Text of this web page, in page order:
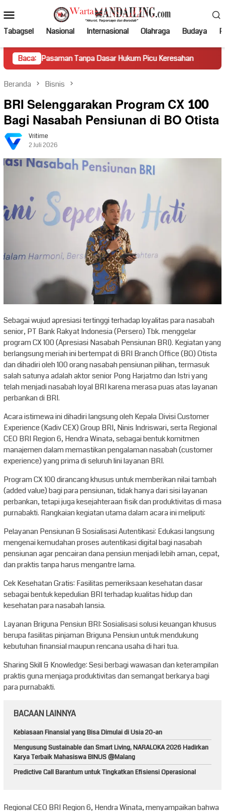
ke
kontenMobile
Tabagsel Nasional Internasional Olahraga Budaya
Baca:Tanpa Dasar Hukum Picu Keresahan Truk Miring
Beranda Bisnis
BRI Selenggarakan Program CX 100
Bagi Nasabah Pensiunan di BO Otista
Vritime
2 Juli 2026
Sebagai wujud apresiasi tertinggi terhadap loyalitas para nasabah
senior, PT Bank Rakyat Indonesia (Persero) Tbk. menggelar
program CX 100 (Apresiasi Nasabah Pensiunan BRI). Kegiatan yang
berlangsung meriah ini bertempat di BRI Branch Office (BO) Otista
dan dihadiri oleh 100 orang nasabah pensiunan pilihan, termasuk
salah satunya adalah aktor senior Pong Harjatmo dan Istri yang
telah menjadi nasabah loyal BRI karena merasa puas atas layanan
perbankan di BRI.
Acara istimewa ini dihadiri langsung oleh Kepala Divisi Customer
Experience (Kadiv CEX) Group BRI, Ninis Indriswari, serta Regional
CEO BRI Region 6, Hendra Winata, sebagai bentuk komitmen
manajemen dalam memastikan pengalaman nasabah (customer
experience) yang prima di seluruh lini layanan BRI.
Program CX 100 dirancang khusus untuk memberikan nilai tambah
(added value) bagi para pensiunan, tidak hanya dari sisi layanan
perbankan, tetapi juga kesejahteraan fisik dan produktivitas di masa
purnabakti. Rangkaian kegiatan utama dalam acara ini meliputi:
Pelayanan Pensiunan & Sosialisasi Autentikasi: Edukasi langsung
mengenai kemudahan proses autentikasi digital bagi nasabah
pensiunan agar pencairan dana pensiun menjadi lebih aman, cepat,
dan praktis tanpa harus mengantre lama.
Cek Kesehatan Gratis: Fasilitas pemeriksaan kesehatan dasar
sebagai bentuk kepedulian BRI terhadap kualitas hidup dan
kesehatan para nasabah lansia.
Layanan Briguna Pensiun BRI: Sosialisasi solusi keuangan khusus
berupa fasilitas pinjaman Briguna Pensiun untuk mendukung
kebutuhan finansial maupun rencana usaha di hari tua.
Sharing Skill & Knowledge: Sesi berbagi wawasan dan keterampilan
praktis guna menjaga produktivitas dan semangat berkarya bagi
para purnabakti.
BACAAN LAINNYA
Kebiasaan Finansial yang Bisa Dimulai di Usia 20-an
Mengusung Sustainable dan Smart Living, NARALOKA 2026 Hadirkan
Karya Terbaik Mahasiswa BINUS @Malang
Predictive Call Barantum untuk Tingkatkan Efisiensi Operasional
Regional CEO BRI Region 6, Hendra Winata, menyampaikan bahwa